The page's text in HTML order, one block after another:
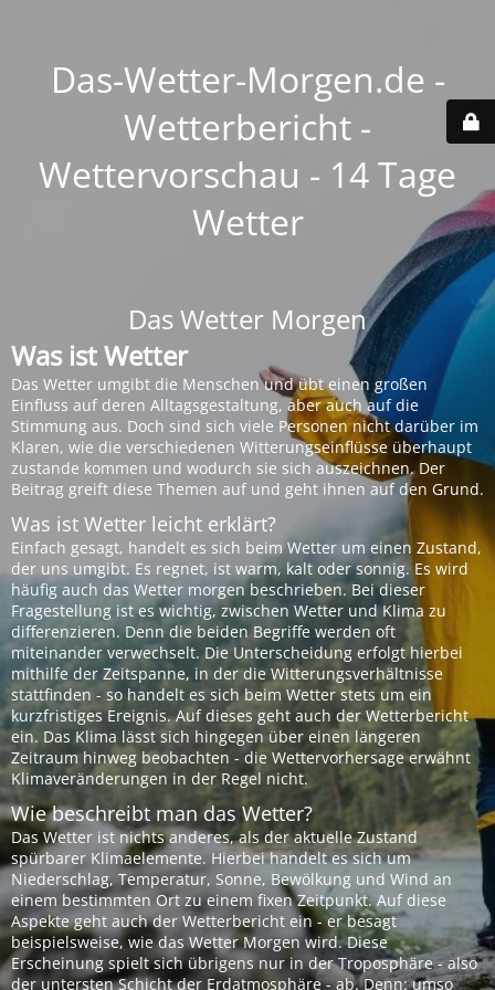
Das-Wetter-Morgen.de -
Wetterbericht -
Wettervorschau - 14 Tage
Wetter
Das Wetter Morgen
Was ist Wetter
Das Wetter umgibt die Menschen und übt einen großen
Einfluss auf deren Alltagsgestaltung, aber auch auf die
Stimmung aus. Doch sind sich viele Personen nicht darüber im
Klaren, wie die verschiedenen Witterungseinflüsse überhaupt
zustande kommen und wodurch sie sich auszeichnen. Der
Beitrag greift diese Themen auf und geht ihnen auf den Grund.
Was ist Wetter leicht erklärt?
Einfach gesagt, handelt es sich beim Wetter um einen Zustand,
der uns umgibt. Es regnet, ist warm, kalt oder sonnig. Es wird
häufig auch das Wetter morgen beschrieben. Bei dieser
Fragestellung ist es wichtig, zwischen Wetter und Klima zu
differenzieren. Denn die beiden Begriffe werden oft
miteinander verwechselt. Die Unterscheidung erfolgt hierbei
mithilfe der Zeitspanne, in der die Witterungsverhältnisse
stattfinden - so handelt es sich beim Wetter stets um ein
kurzfristiges Ereignis. Auf dieses geht auch der Wetterbericht
ein. Das Klima lässt sich hingegen über einen längeren
Zeitraum hinweg beobachten - die Wettervorhersage erwähnt
Klimaveränderungen in der Regel nicht.
Wie beschreibt man das Wetter?
Das Wetter ist nichts anderes, als der aktuelle Zustand
spürbarer Klimaelemente. Hierbei handelt es sich um
Niederschlag, Temperatur, Sonne, Bewölkung und Wind an
einem bestimmten Ort zu einem fixen Zeitpunkt. Auf diese
Aspekte geht auch der Wetterbericht ein - er besagt
beispielsweise, wie das Wetter Morgen wird. Diese
Erscheinung spielt sich übrigens nur in der Troposphäre - also
der untersten Schicht der Erdatmosphäre - ab. Denn: umso